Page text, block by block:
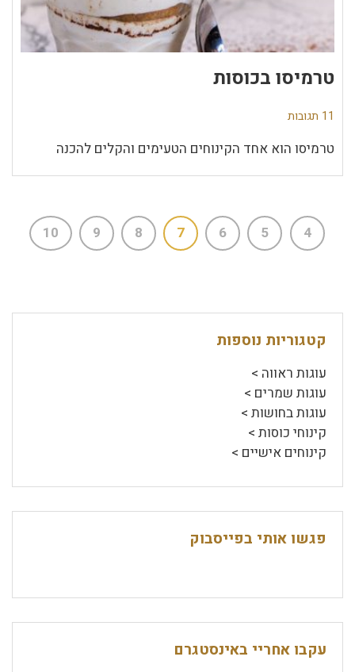
טרמיסו בכוסות
11 תגובות
טרמיסו הוא אחד הקינוחים הטעימים והקלים להכנה
4
5
6
7
8
9
10
קטגוריות נוספות
עוגות ראווה >
עוגות שמרים >
עוגות בחושות >
קינוחי כוסות >
קינוחים אישיים >
פגשו אותי בפייסבוק
עקבו אחריי באינסטגרם